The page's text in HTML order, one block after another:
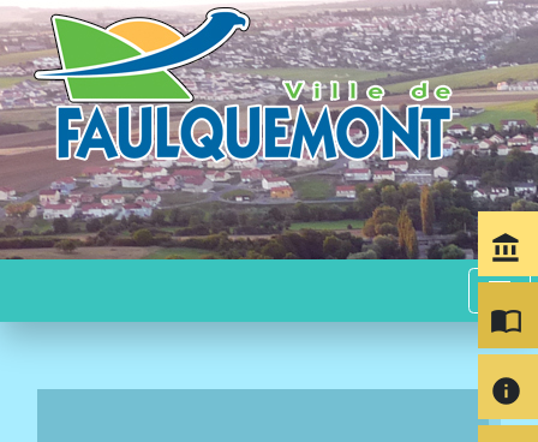
menu
account_balance
import_contacts
info